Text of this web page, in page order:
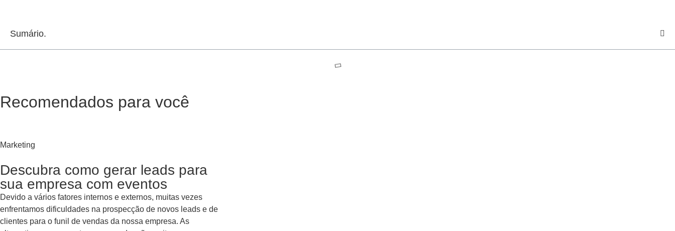
Sumário.
Recomendados para você
Marketing
Descubra como gerar leads para
sua empresa com eventos
Devido a vários fatores internos e externos, muitas vezes
enfrentamos dificuldades na prospecção de novos leads e de
clientes para o funil de vendas da nossa empresa. As